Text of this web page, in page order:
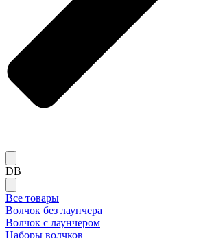
DB
Все товары
Волчок без лаунчера
Волчок с лаунчером
Наборы волчков